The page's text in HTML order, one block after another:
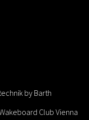
by Barth
Club Vienna